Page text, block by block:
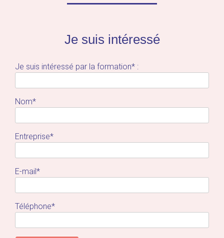
Je suis intéressé
Je suis intéressé par la formation* :
Nom*
Entreprise*
E-mail*
Téléphone*